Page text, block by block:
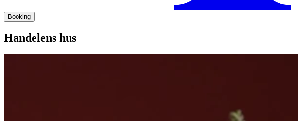
Booking
Handelens hus